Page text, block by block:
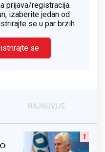
prijava/registracija.
izaberite jedan od
se u par brzih
se
NAJNOVIJE
1